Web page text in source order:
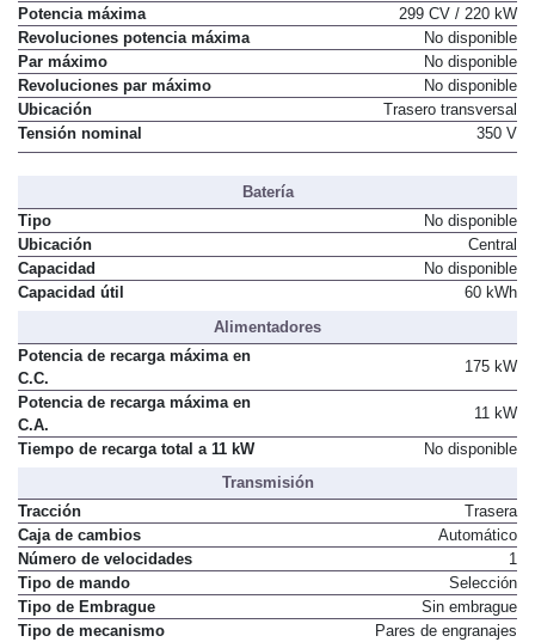
Potencia máxima
299 CV / 220 kW
Revoluciones potencia máxima
No disponible
Par máximo
No disponible
Revoluciones par máximo
No disponible
Ubicación
Trasero transversal
Tensión nominal
350 V
Batería
Tipo
No disponible
Ubicación
Central
Capacidad
No disponible
Capacidad útil
60 kWh
Alimentadores
Potencia de recarga máxima en
C.C.
175 kW
Potencia de recarga máxima en
C.A.
11 kW
Tiempo de recarga total a 11 kW
No disponible
Transmisión
Tracción
Trasera
Caja de cambios
Automático
Número de velocidades
1
Tipo de mando
Selección
Tipo de Embrague
Sin embrague
Tipo de mecanismo
Pares de engranajes